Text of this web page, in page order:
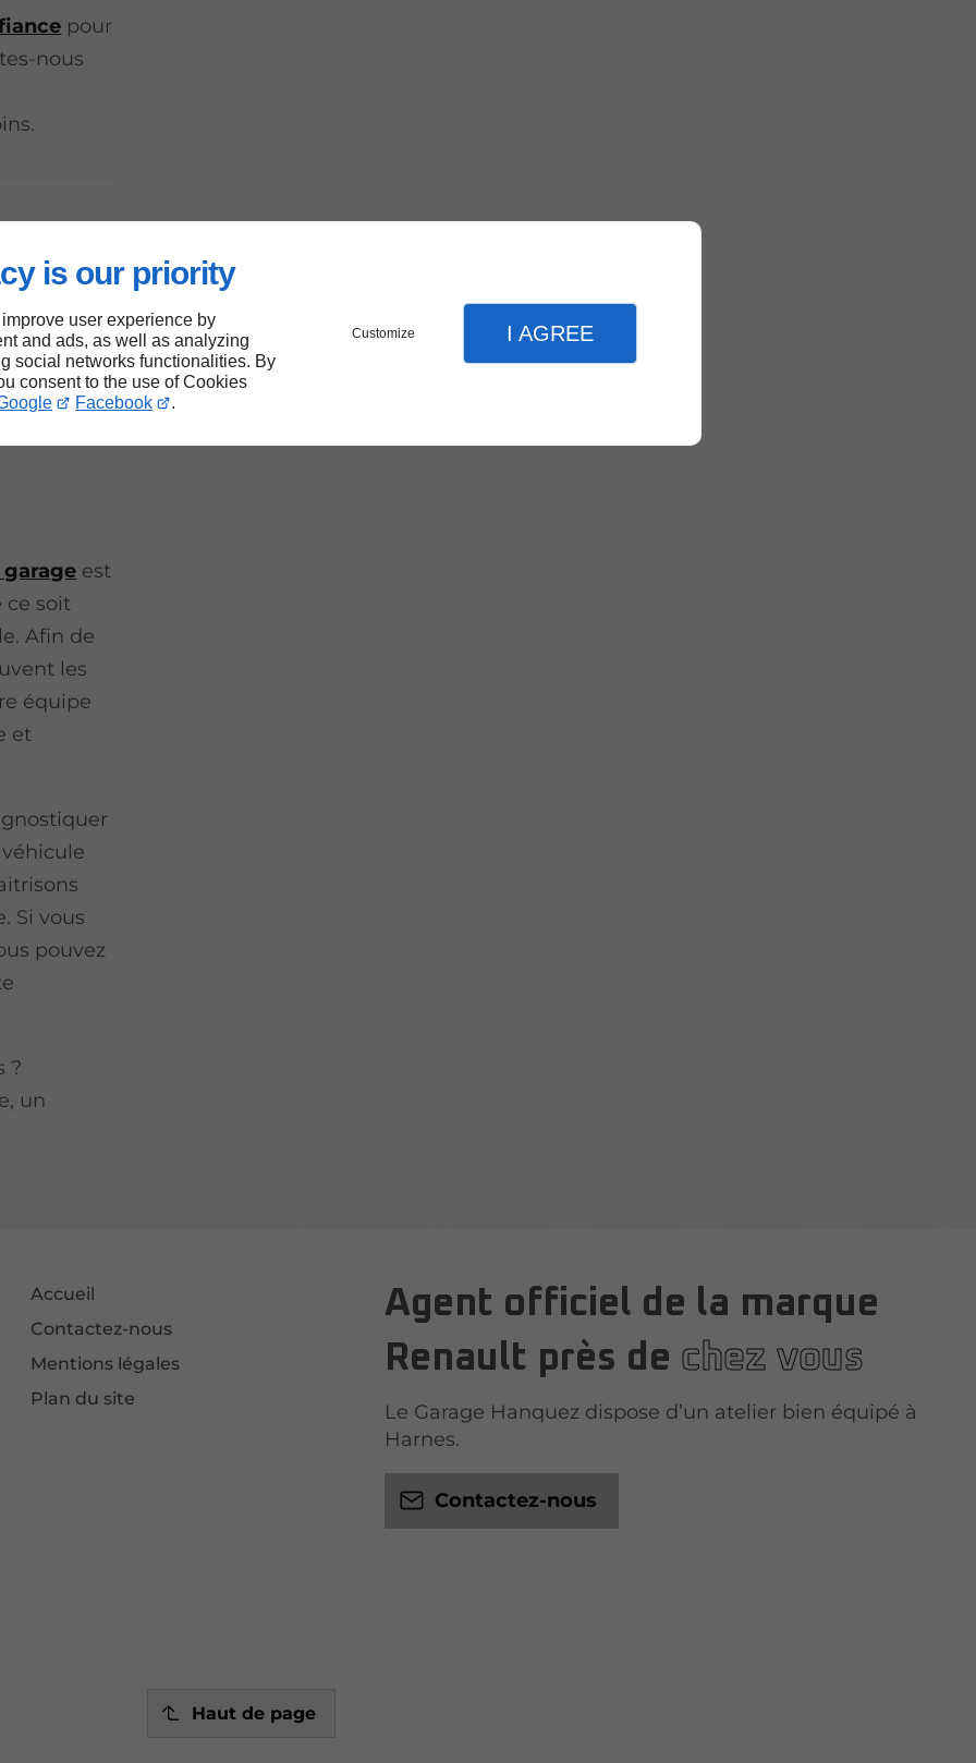
is our priority
user experience by
and ads, as well as analyzing
social networks functionalities. By
consent to the use of Cookies
Facebook .
Customize I AGREE
pour
nous
est
ce soit
Afin de
les
équipe
et
Si vous
pouvez
?
un
Accueil
Contactez-nous
Mentions légales
Plan du site
Agent officiel de la marque
Renault près de chez vous
Le Garage Hanquez dispose d’un atelier bien équipé à
Harnes.
Contactez-nous
Haut de page